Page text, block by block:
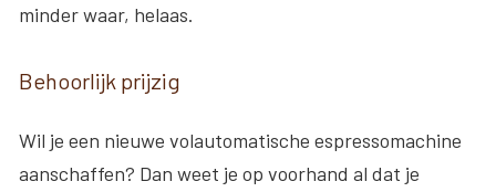
minder waar, helaas.
Behoorlijk prijzig
Wil je een nieuwe volautomatische espressomachine
aanschaffen? Dan weet je op voorhand al dat je